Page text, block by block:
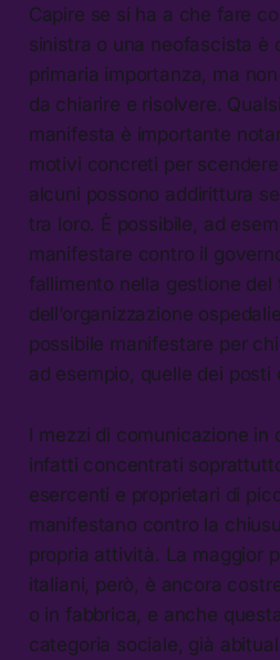
Capire se si ha a che fare
sinistra o una neofascista è
primaria importanza, ma
da chiarire e risolvere.
manifesta è importante
motivi concreti per
alcuni possono addirittura
tra loro. È possibile, ad
manifestare contro il
fallimento nella gestione del
dell’organizzazione
possibile manifestare per
ad esempio, quelle dei posti
I mezzi di comunicazione in
infatti concentrati
esercenti e proprietari di
manifestano contro la
propria attività. La maggior
italiani, però, è ancora
o in fabbrica, e anche
categoria sociale, già